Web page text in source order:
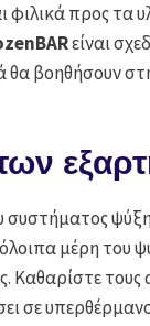
φιλικά προς τα
είναι
βοηθήσουν
μέρη του
Καθαρίστε
σε